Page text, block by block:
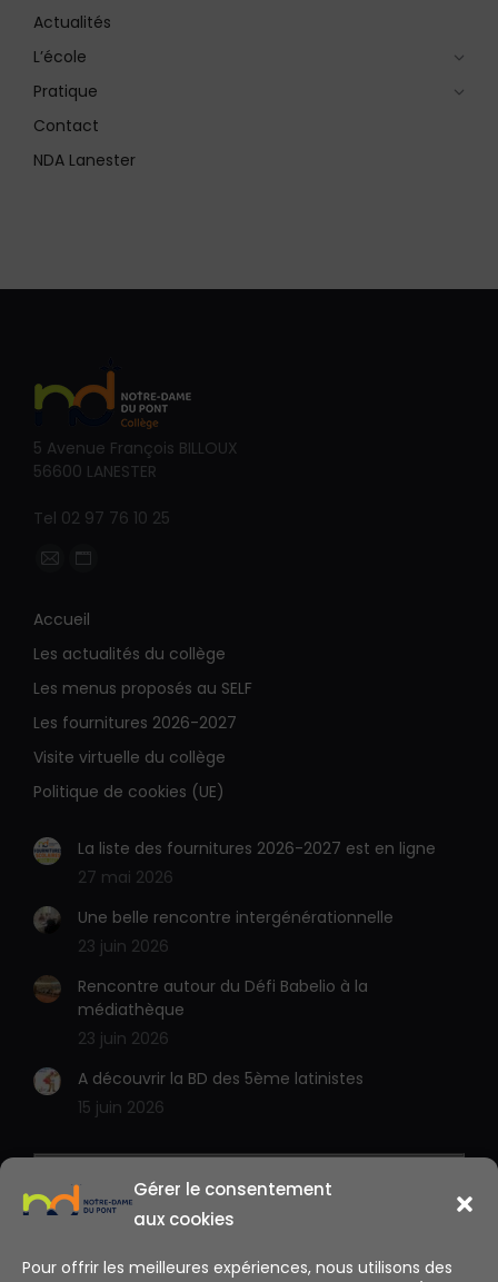
Gérer le consentement
aux cookies
Pour offrir les meilleures expériences, nous utilisons des
Actualités
L’école
Pratique
Contact
NDA Lanester
5 Avenue François BILLOUX
56600 LANESTER
Tel 02 97 76 10 25
Trouvez nous sur :
La
E-
mail
s'ouvre
dans
une
fenêtre
La
Site
Web
s'ouvre
dans
une
fenêtre
Accueil
Les actualités du collège
Les menus proposés au SELF
Les fournitures 2026-2027
Visite virtuelle du collège
Politique de cookies (UE)
La liste des fournitures 2026-2027 est en ligne
27 mai 2026
Une belle rencontre intergénérationnelle
23 juin 2026
Rencontre autour du Défi Babelio à la
médiathèque
23 juin 2026
A découvrir la BD des 5ème latinistes
15 juin 2026